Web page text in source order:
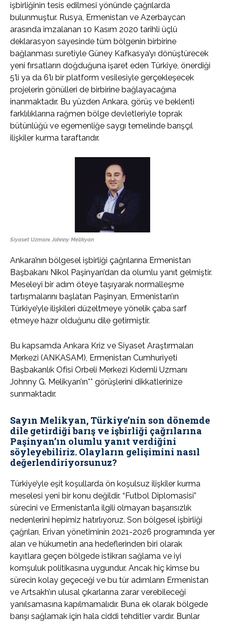
işbirliğinin tesis edilmesi yönünde çağrılarda
bulunmuştur. Rusya, Ermenistan ve Azerbaycan
arasında imzalanan 10 Kasım 2020 tarihli üçlü
deklarasyon sayesinde tüm bölgenin birbirine
bağlanması suretiyle Güney Kafkasya’yı dönüştürecek
yeni fırsatların doğduğuna işaret eden Türkiye, önerdiği
5’li ya da 6’lı bir platform vesilesiyle gerçekleşecek
projelerin gönülleri de birbirine bağlayacağına
inanmaktadır. Bu yüzden Ankara, görüş ve beklenti
farklılıklarına rağmen bölge devletleriyle toprak
bütünlüğü ve egemenliğe saygı temelinde barışçıl
ilişkiler kurma taraftarıdır.
Siyaset Uzmanı Johnny Melikyan
Ankara’nın bölgesel işbirliği çağrılarına Ermenistan
Başbakanı Nikol Paşinyan’dan da olumlu yanıt gelmiştir.
Meseleyi bir adım öteye taşıyarak normalleşme
tartışmalarını başlatan Paşinyan, Ermenistan’ın
Türkiye’yle ilişkileri düzeltmeye yönelik çaba sarf
etmeye hazır olduğunu dile getirmiştir.
Bu kapsamda Ankara Kriz ve Siyaset Araştırmaları
Merkezi (ANKASAM), Ermenistan Cumhuriyeti
Başbakanlık Ofisi Orbeli Merkezi Kıdemli Uzmanı
Johnny G. Melikyan’ın** görüşlerini dikkatlerinize
sunmaktadır.
Sayın Melikyan, Türkiye’nin son dönemde
dile getirdiği barış ve işbirliği çağrılarına
Paşinyan’ın olumlu yanıt verdiğini
söyleyebiliriz. Olayların gelişimini nasıl
değerlendiriyorsunuz?
Türkiye’yle eşit koşullarda ön koşulsuz ilişkiler kurma
meselesi yeni bir konu değildir. “Futbol Diplomasisi”
sürecini ve Ermenistan’la ilgili olmayan başarısızlık
nedenlerini hepimiz hatırlıyoruz. Son bölgesel işbirliği
çağrıları, Erivan yönetiminin 2021-2026 programında yer
alan ve hükumetin ana hedeflerinden biri olarak
kayıtlara geçen bölgede istikrarı sağlama ve iyi
komşuluk politikasına uygundur. Ancak hiç kimse bu
sürecin kolay geçeceği ve bu tür adımların Ermenistan
ve Artsakh’ın ulusal çıkarlarına zarar verebileceği
yanılsamasına kapılmamalıdır. Buna ek olarak bölgede
barışı sağlamak için hala ciddi tehditler vardır. Bunlar